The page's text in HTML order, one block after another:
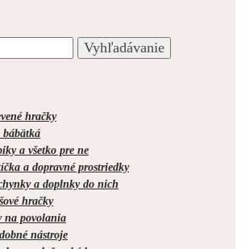
Vyhľadávanie
Vyhľadávanie
hračky
bábätká
a všetko pre ne
a dopravné prostriedky
a doplnky do nich
hračky
na povolania
nástroje